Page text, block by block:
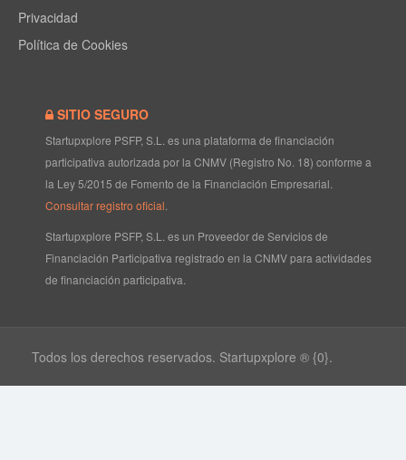
Privacidad
Política de Cookies
SITIO SEGURO
Startupxplore PSFP, S.L. es una plataforma de financiación
participativa autorizada por la CNMV (Registro No. 18) conforme a
la Ley 5/2015 de Fomento de la Financiación Empresarial.
Consultar registro oficial
Startupxplore PSFP, S.L. es un Proveedor de Servicios de
Financiación Participativa registrado en la CNMV para actividades
de financiación participativa.
Todos los derechos reservados. Startupxplore ® {0}.